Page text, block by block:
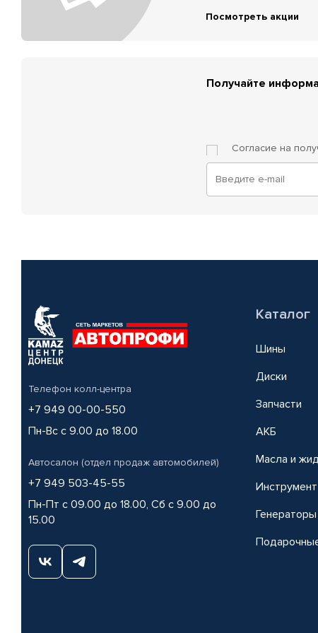
Посмотреть акции
Получайте
Согласие на
Телефон колл-центра
+7 949 00-00-550
Пн-Вс с 9.00 до 18.00
Автосалон (отдел продаж автомобилей)
+7 949 503-45-55
Пн-Пт с 09.00 до 18.00, Сб с 9.00 до
15.00
Каталог
Шины
Диски
Запчасти
АКБ
Масла и
Инструмент